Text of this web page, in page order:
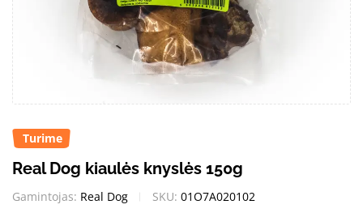
Turime
Real Dog kiaulės knyslės 150g
Gamintojas: Real Dog SKU: 01O7A020102